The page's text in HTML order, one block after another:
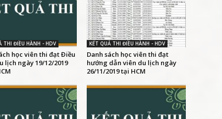
THI ĐIỀU HÀNH - HDV
học viên thi đạt Điều
lịch ngày 19/12/2019
KẾT QUẢ THI ĐIỀU HÀNH - HDV
Danh sách học viên thi đạt
hướng dẫn viên du lịch ngày
26/11/2019 tại HCM